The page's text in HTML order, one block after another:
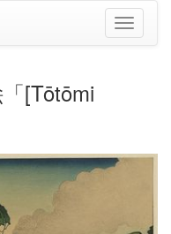
ナ
ビ
[Tōtōmi